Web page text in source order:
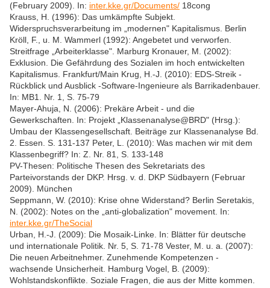
(February 2009). In: inter.kke.gr/Documents/ 18cong
Krauss, H. (1996): Das umkämpfte Subjekt.
Widerspruchsverarbeitung im „modernen" Kapitalismus. Berlin
Kröll, F., u. M. Wammerl (1992): Angebetet und verworfen.
Streitfrage „Arbeiterklasse". Marburg Kronauer, M. (2002):
Exklusion. Die Gefährdung des Sozialen im hoch entwickelten
Kapitalismus. Frankfurt/Main Krug, H.-J. (2010): EDS-Streik -
Rückblick und Ausblick -Software-Ingenieure als Barrikadenbauer.
In: MB1. Nr. 1, S. 75-79
Mayer-Ahuja, N. (2006): Prekäre Arbeit - und die
Gewerkschaften. In: Projekt „Klassenanalyse@BRD" (Hrsg.):
Umbau der Klassengesellschaft. Beiträge zur Klassenanalyse Bd.
2. Essen. S. 131-137 Peter, L. (2010): Was machen wir mit dem
Klassenbegriff? In: Z. Nr. 81, S. 133-148
PV-Thesen: Politische Thesen des Sekretariats des
Parteivorstands der DKP. Hrsg. v. d. DKP Südbayern (Februar
2009). München
Seppmann, W. (2010): Krise ohne Widerstand? Berlin Seretakis,
N. (2002): Notes on the „anti-globalization" movement. In:
inter.kke.gr/TheSocial
Urban, H.-J. (2009): Die Mosaik-Linke. In: Blätter für deutsche
und internationale Politik. Nr. 5, S. 71-78 Vester, M. u. a. (2007):
Die neuen Arbeitnehmer. Zunehmende Kompetenzen -
wachsende Unsicherheit. Hamburg Vogel, B. (2009):
Wohlstandskonflikte. Soziale Fragen, die aus der Mitte kommen.